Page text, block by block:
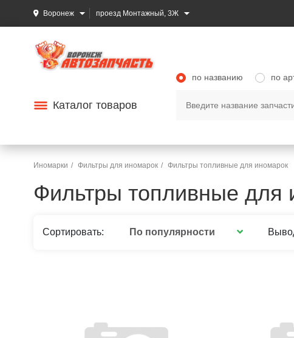
Воронеж проезд Монтажный, 3Ж
Каталог товаров
по названию по
Иномарки Фильтры для иномарок Фильтры топливные для иномарок
Фильтры топливные для
Сортировать: По популярности